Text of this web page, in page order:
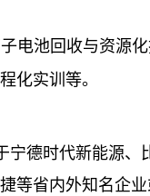
电池回收与资源
化实训等。
德时代新能源
等省内外知名企业